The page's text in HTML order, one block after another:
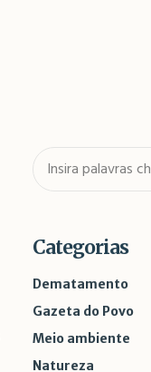
Categorias
Dematamento
Gazeta do Povo
Meio ambiente
Natureza